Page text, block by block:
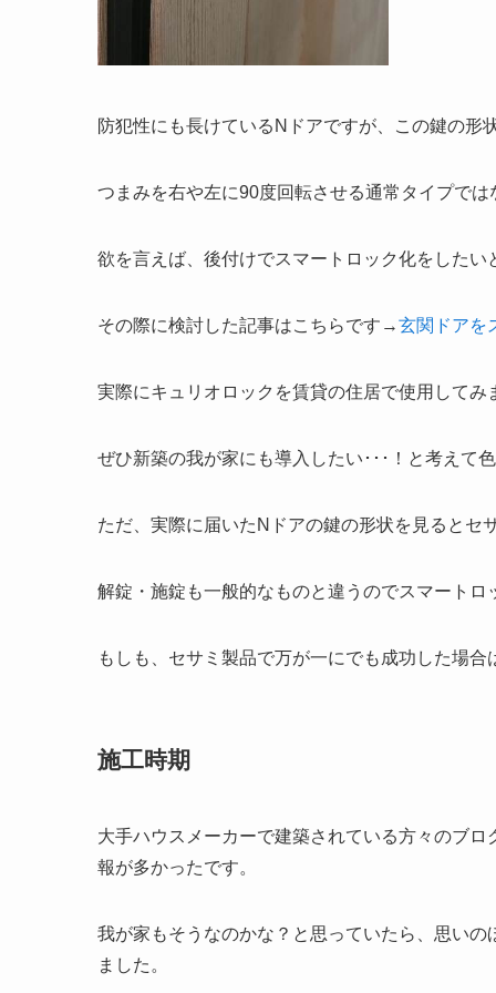
防犯性にも長けているNドアですが、この鍵の形
つまみを右や左に90度回転させる通常タイプで
欲を言えば、後付けでスマートロック化をしたい
その際に検討した記事はこちらです→玄関ドアを
実際にキュリオロックを賃貸の住居で使用してみ
ぜひ新築の我が家にも導入したい･･･！と考えて
ただ、実際に届いたNドアの鍵の形状を見るとセ
解錠・施錠も一般的なものと違うのでスマート
もしも、セサミ製品で万が一にでも成功した場
施工時期
大手ハウスメーカーで建築されている方々のブ
報が多かったです。
我が家もそうなのかな？と思っていたら、思い
ました。